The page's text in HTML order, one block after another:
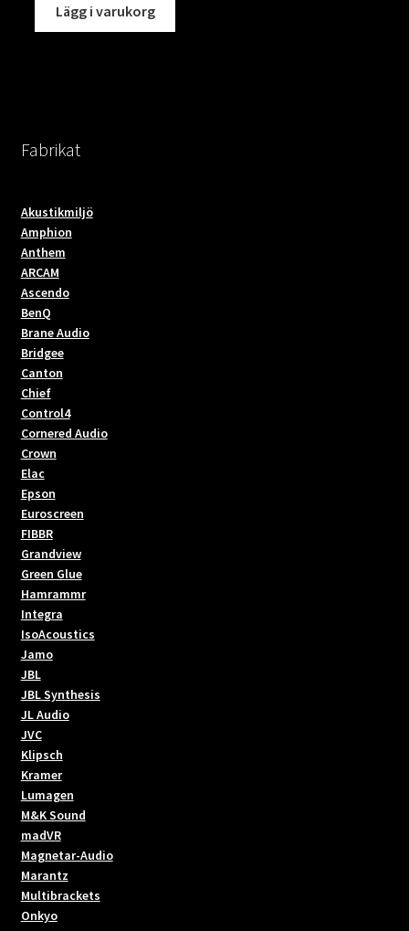
Lägg i varukorg
Fabrikat
Akustikmiljö
Amphion
Anthem
ARCAM
Ascendo
BenQ
Brane Audio
Bridgee
Canton
Chief
Control4
Cornered Audio
Crown
Elac
Epson
Euroscreen
FIBBR
Grandview
Green Glue
Hamrammr
Integra
IsoAcoustics
Jamo
JBL
JBL Synthesis
JL Audio
JVC
Klipsch
Kramer
Lumagen
M&K Sound
madVR
Magnetar-Audio
Marantz
Multibrackets
Onkyo